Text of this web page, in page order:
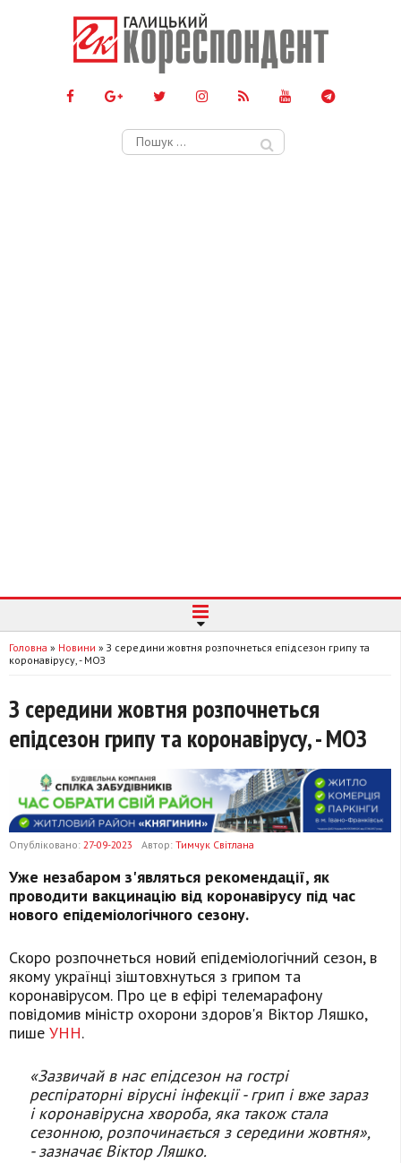
Пошук:
Головна » Новини » З середини жовтня розпочнеться епідсезон грипу та
коронавірусу, - МОЗ
З середини жовтня розпочнеться
епідсезон грипу та коронавірусу, - МОЗ
Опубліковано: 27-09-2023 Автор: Тимчук Світлана
Уже незабаром з'являться рекомендації, як
проводити вакцинацію від коронавірусу під час
нового епідеміологічного сезону.
Скоро розпочнеться новий епідеміологічний сезон, в
якому українці зіштовхнуться з грипом та
коронавірусом. Про це в ефірі телемарафону
повідомив міністр охорони здоров'я Віктор Ляшко,
пише УНН.
«Зазвичай в нас епідсезон на гострі
респіраторні вірусні інфекції - грип і вже зараз
і коронавірусна хвороба, яка також стала
сезонною, розпочинається з середини жовтня»,
- зазначає Віктор Ляшко.